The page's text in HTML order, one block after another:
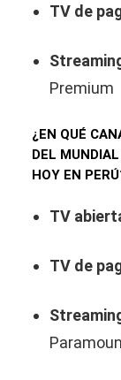
TV de
Premium
¿EN QUÉ
DEL
HOY EN
TV
TV de